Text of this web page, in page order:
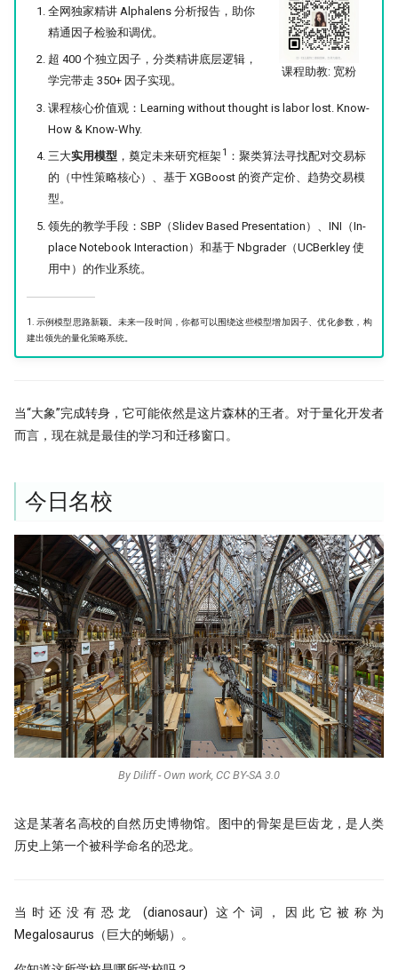
课程助教: 宽粉
全网独家精讲 Alphalens 分析报告，助你
精通因子检验和调优。
超 400 个独立因子，分类精讲底层逻辑，
学完带走 350+ 因子实现。
课程核心价值观：Learning without thought is labor lost. Know-
How & Know-Why.
三大实用模型 ，奠定未来研究框架1 ：聚类算法寻找配对交易标
的（中性策略核心）、基于 XGBoost 的资产定价、趋势交易模
型。
领先的教学手段：SBP（Slidev Based Presentation）、INI（In-
place Notebook Interaction）和基于 Nbgrader（UCBerkley 使
用中）的作业系统。
1. 示例模型思路新颖。未来一段时间，你都可以围绕这些模型增加因子、优化参数，构
建出领先的量化策略系统。
当“大象”完成转身，它可能依然是这片森林的王者。对于量化开发者
而言，现在就是最佳的学习和迁移窗口。
今日名校
By Diliff - Own work, CC BY-SA 3.0
这是某著名高校的自然历史博物馆。图中的骨架是巨齿龙，是人类
历史上第一个被科学命名的恐龙。
当时还没有恐龙 (dianosaur) 这个词，因此它被称为
Megalosaurus（巨大的蜥蜴）。